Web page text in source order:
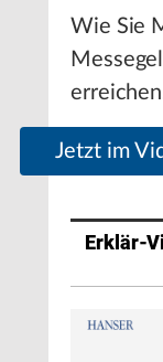
Wie Sie
Jetzt im
Erklär-